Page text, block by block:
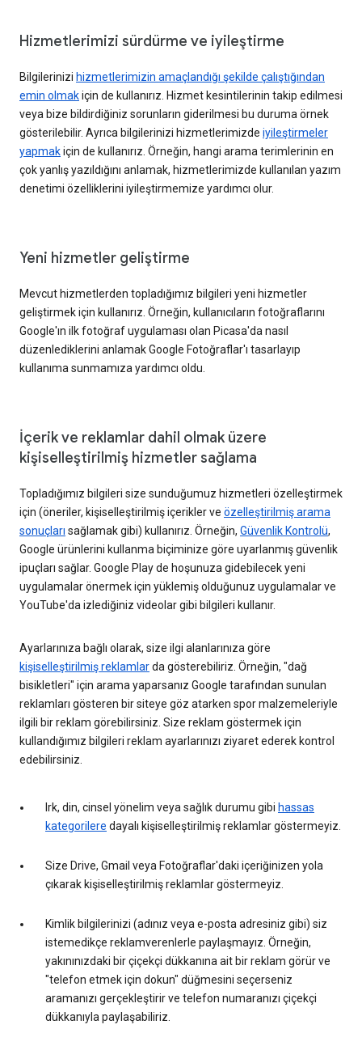
Hizmetlerimizi sürdürme ve iyileştirme
Bilgilerinizi hizmetlerimizin amaçlandığı şekilde çalıştığından
emin olmakiçin de kullanırız. Hizmet kesintilerinin takip edilmesi
veya bize bildirdiğiniz sorunların giderilmesi bu duruma örnek
gösterilebilir. Ayrıca bilgilerinizi hizmetlerimizde iyileştirmeler
yapmakiçin de kullanırız. Örneğin, hangi arama terimlerinin en
çok yanlış yazıldığını anlamak, hizmetlerimizde kullanılan yazım
denetimi özelliklerini iyileştirmemize yardımcı olur.
Yeni hizmetler geliştirme
Mevcut hizmetlerden topladığımız bilgileri yeni hizmetler
geliştirmek için kullanırız. Örneğin, kullanıcıların fotoğraflarını
Google'ın ilk fotoğraf uygulaması olan Picasa'da nasıl
düzenlediklerini anlamak Google Fotoğraflar'ı tasarlayıp
kullanıma sunmamıza yardımcı oldu.
İçerik ve reklamlar dahil olmak üzere
kişiselleştirilmiş hizmetler sağlama
Topladığımız bilgileri size sunduğumuz hizmetleri özelleştirmek
için (öneriler, kişiselleştirilmiş içerikler ve özelleştirilmiş arama
sonuçları sağlamak gibi) kullanırız. Örneğin, Güvenlik Kontrolü,
Google ürünlerini kullanma biçiminize göre uyarlanmış güvenlik
ipuçları sağlar. Google Play de hoşunuza gidebilecek yeni
uygulamalar önermek için yüklemiş olduğunuz uygulamalar ve
YouTube'da izlediğiniz videolar gibi bilgileri kullanır.
Ayarlarınıza bağlı olarak, size ilgi alanlarınıza göre
kişiselleştirilmiş reklamlarda gösterebiliriz. Örneğin, "dağ
bisikletleri" için arama yaparsanız Google tarafından sunulan
reklamları gösteren bir siteye göz atarken spor malzemeleriyle
ilgili bir reklam görebilirsiniz. Size reklam göstermek için
kullandığımız bilgileri reklam ayarlarınızı ziyaret ederek kontrol
edebilirsiniz.
Irk, din, cinsel yönelim veya sağlık durumu gibi hassas
kategorilere dayalı kişiselleştirilmiş reklamlar göstermeyiz.
Size Drive, Gmail veya Fotoğraflar'daki içeriğinizen yola
çıkarak kişiselleştirilmiş reklamlar göstermeyiz.
Kimlik bilgilerinizi (adınız veya e-posta adresiniz gibi) siz
istemedikçe reklamverenlerle paylaşmayız. Örneğin,
yakınınızdaki bir çiçekçi dükkanına ait bir reklam görür ve
"telefon etmek için dokun" düğmesini seçerseniz
aramanızı gerçekleştirir ve telefon numaranızı çiçekçi
dükkanıyla paylaşabiliriz.